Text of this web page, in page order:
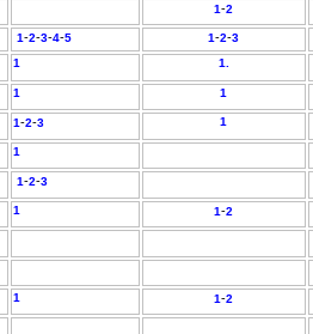
1-2
1-2-3-4-5 1-2-3
1 1.
1 1
1-2-3 1
1
1-2-3
1 1-2
1 1-2